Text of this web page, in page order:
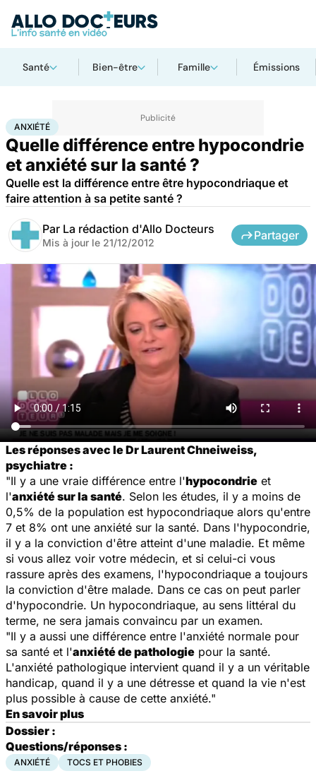
Santé Bien-être Famille Émissions
AccueilSanté
ANXIÉTÉ
Quelle différence entre hypocondrie
et anxiété sur la santé ?
Quelle est la différence entre être hypocondriaque et
faire attention à sa petite santé ?
Par La rédaction d'Allo Docteurs
Mis à jour le 21/12/2012
Partager
Les réponses avec le Dr Laurent Chneiweiss,
psychiatre :
"Il y a une vraie différence entre l'hypocondrie et
l'anxiété sur la santé. Selon les études, il y a moins de
0,5% de la population est hypocondriaque alors qu'entre
7 et 8% ont une anxiété sur la santé. Dans l'hypocondrie,
il y a la conviction d'être atteint d'une maladie. Et même
si vous allez voir votre médecin, et si celui-ci vous
rassure après des examens, l'hypocondriaque a toujours
la conviction d'être malade. Dans ce cas on peut parler
d'hypocondrie. Un hypocondriaque, au sens littéral du
terme, ne sera jamais convaincu par un examen.
"Il y a aussi une différence entre l'anxiété normale pour
sa santé et l'anxiété de pathologie pour la santé.
L'anxiété pathologique intervient quand il y a un véritable
handicap, quand il y a une détresse et quand la vie n'est
plus possible à cause de cette anxiété."
En savoir plus
Dossier :
Questions/réponses :
ANXIÉTÉ TOCS ET PHOBIES